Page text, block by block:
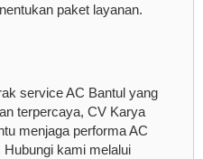
paket layanan.
service AC Bantul yang
terpercaya, CV Karya
menjaga performa AC
Hubungi kami melalui